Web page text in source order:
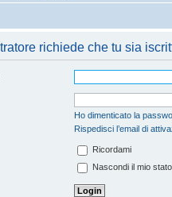
richiede che tu sia
Ho dimenticato la
Rispedisci l’email di
Ricordami
Nascondi il mio